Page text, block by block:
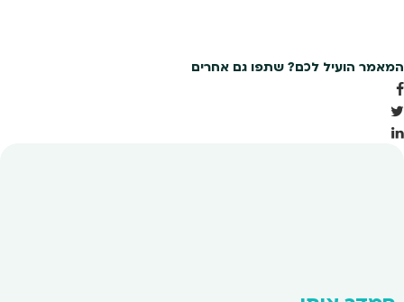
המאמר הועיל לכם? שתפו גם אחרים